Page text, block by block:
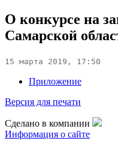
О конкурсе на
Самарской
15 марта 2019, 17:50
Приложение
Версия для печати
Сделано в компании
Информация о сайте